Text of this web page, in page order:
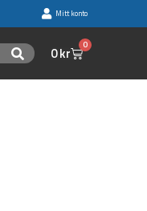
Mitt konto
Sök 0kr 0
Varukorg